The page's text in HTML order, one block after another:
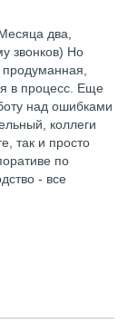
два,
звонков) Но
в процесс. Еще
над ошибками
коллеги
так и просто
по
- все